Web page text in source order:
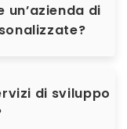
di
di sviluppo